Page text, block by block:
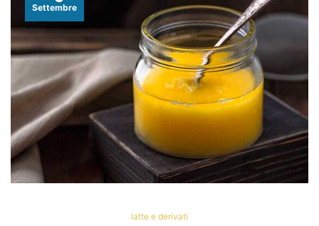
latte e derivati
Settembre